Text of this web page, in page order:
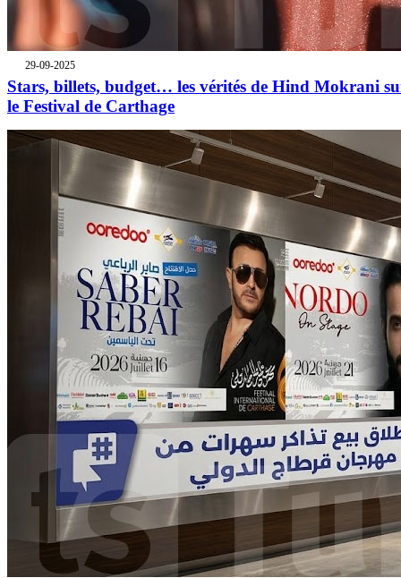
29-09-2025
Stars, billets, budget… les vérités de Hind Mokrani
le Festival de Carthage